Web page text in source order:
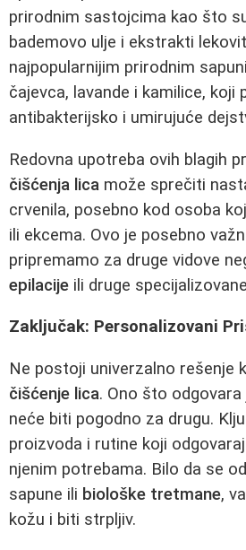
prirodnim sastojcima kao što
bademovo ulje i ekstrakti
najpopularnijim prirodnim
čajevca, lavande i kamilice, koji
antibakterijsko i umirujuće
Redovna upotreba ovih blagih
čišćenja lica može sprečiti
crvenila, posebno kod osoba
ili ekcema. Ovo je posebno
pripremamo za druge vidove
epilacije ili druge
Zaključak: Personalizovani
Ne postoji univerzalno rešenje
čišćenje lica. Ono što
neće biti pogodno za drugu.
proizvoda i rutine koji
njenim potrebama. Bilo da se
sapune ili biološke tretmane,
kožu i biti strpljiv.